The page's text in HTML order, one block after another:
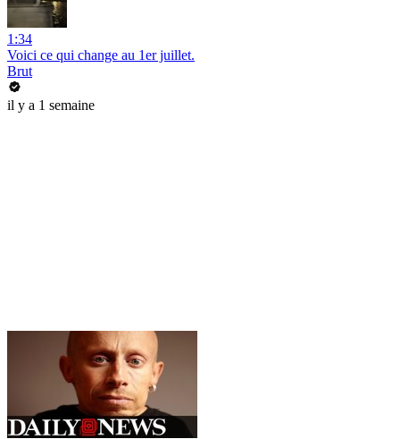
1:34
Voici ce qui change au 1er juillet.
Brut
il y a 1 semaine